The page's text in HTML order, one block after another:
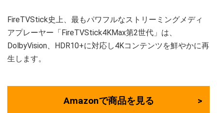
FireTVStick史上、最もパワフルなストリーミングメディ
アプレーヤー「FireTVStick4KMax第2世代」は、
DolbyVision、HDR10+に対応し4Kコンテンツを鮮やかに再
生します。
Amazonで商品を見る